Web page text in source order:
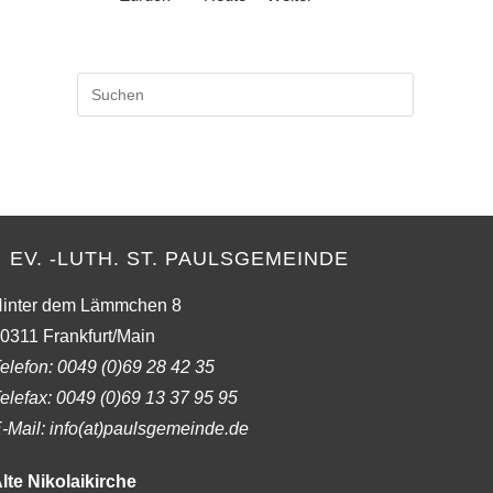
Escape
EV. -LUTH. ST. PAULSGEMEINDE
dem Lämmchen 8
Frankfurt/Main
0049 (0)69 28 42 35
0049 (0)69 13 37 95 95
Mail: info(at)paulsgemeinde.de
Nikolaikirche